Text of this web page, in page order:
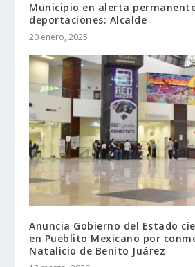
Municipio en alerta
deportaciones: Alcalde
20 enero, 2025
Anuncia Gobierno del Estado
en Pueblito Mexicano por
Natalicio de Benito Juárez